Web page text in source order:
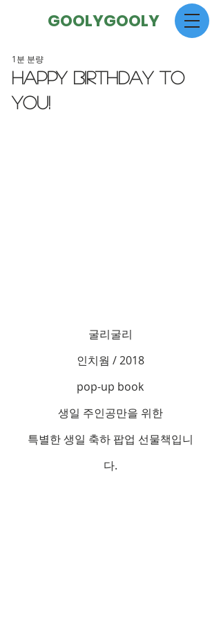
GOOLYGOOLY
HAPPY BIRTHDAY TO
YOU!
1분 분량
굴리굴리
인치웜 / 2018
pop-up book
생일 주인공만을 위한
특별한 생일 축하 팝업 선물책입니
다.